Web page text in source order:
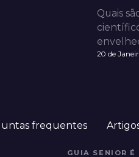
Quais
20 de
frequentes
GUIA SENIOR